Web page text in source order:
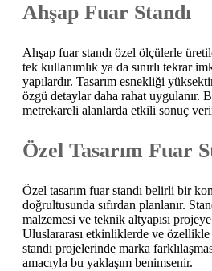
Ahşap Fuar Standı
Ahşap fuar standı özel ölçülerle
tek kullanımlık ya da sınırlı tekrar
yapılardır. Tasarım esnekliği
özgü detaylar daha rahat uygulanır.
metrekareli alanlarda etkili sonuç
Özel Tasarım Fuar
Özel tasarım fuar standı belirli bir
doğrultusunda sıfırdan planlanır.
malzemesi ve teknik altyapısı
Uluslararası etkinliklerde ve
standı projelerinde marka
amacıyla bu yaklaşım benimsenir.